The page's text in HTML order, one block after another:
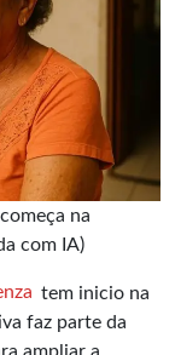
na
com IA)
tem inicio na
faz parte da
ampliar a